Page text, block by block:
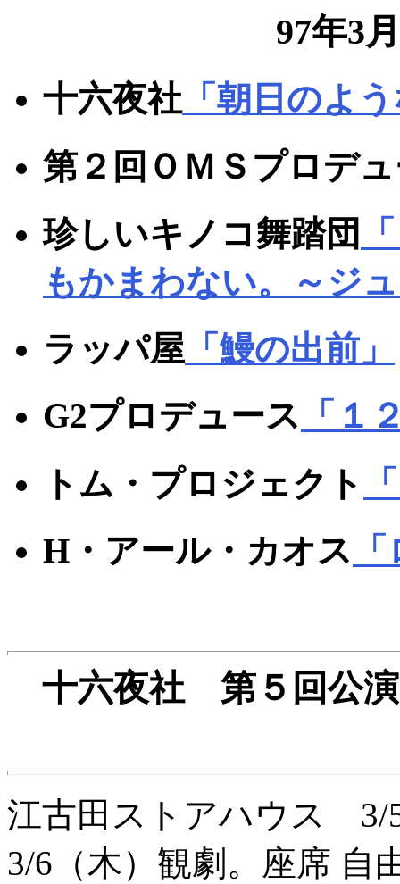
97年3
十六夜社 「朝日のよ
第２回ＯＭＳプロデ
珍しいキノコ舞踏団
もかまわない。～ジ
ラッパ屋 「鰻の出前」
G2プロデュース 「１
トム・プロジェクト
H・アール・カオス
十六夜社 第５回公
江古田ストアハウ
3/6（木）観劇。座席 自